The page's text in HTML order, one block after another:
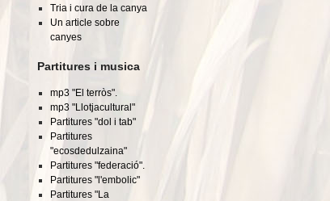
Tria i cura de la canya
Un article sobre
canyes
Partitures i musica
mp3 "El terròs".
mp3 "Llotjacultural"
Partitures "dol i tab"
Partitures
"ecosdedulzaina"
Partitures "federació".
Partitures "l'embolic"
Partitures "La